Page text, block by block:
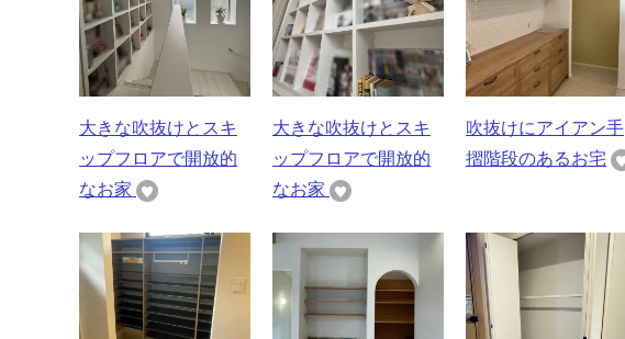
大きな吹抜けとスキ
ップフロアで開放的
なお家
大きな吹抜けとスキ
ップフロアで開放的
なお家
吹抜けにアイアン手
摺階段のあるお宅